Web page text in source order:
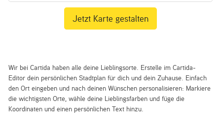
Wir bei Cartida haben alle deine Lieblingsorte. Erstelle im Cartida-
Editor dein persönlichen Stadtplan für dich und dein Zuhause. Einfach
den Ort eingeben und nach deinen Wünschen personalisieren: Markiere
die wichtigsten Orte, wähle deine Lieblingsfarben und füge die
Koordinaten und einen persönlichen Text hinzu.
Jetzt Karte gestalten